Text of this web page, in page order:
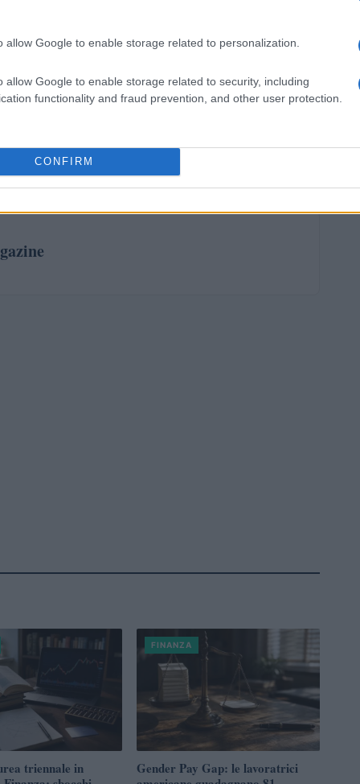
allow Google to enable storage related to personalization.
allow Google to enable storage related to security, including
functionality and fraud prevention, and other user protection.
CONFIRM
l’IA
artificiale continuerà a trasformare il settore
il machine learning e l’analisi dei big data,
e efficienti. Le compagnie che sapranno
di offrire servizi migliori e di rimanere
triennale in
FINANZA
Gender Pay Gap: le lavoratrici